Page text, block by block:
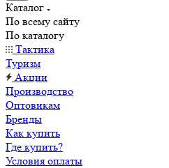
Каталог
По всему сайту
По каталогу
Тактика
Туризм
Акции
Производство
Оптовикам
Бренды
Как купить
Где купить?
Условия оплаты